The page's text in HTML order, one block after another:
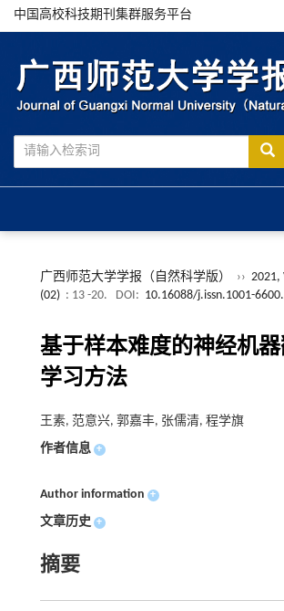
中国高校科技期刊集群服务平台
广西师范大学学报（自然科学版） ›› 2021,
(02) : 13 -20. DOI: 10.16088/j.issn.1001-
基于样本难度的神经机
学习方法
王素, 范意兴, 郭嘉丰, 张儒清, 程学旗
作者信息 +
Author information +
文章历史 +
摘要